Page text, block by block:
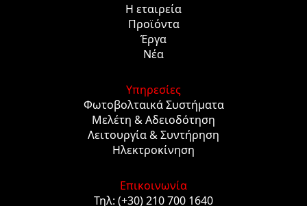
Η εταιρεία
Προϊόντα
Έργα
Νέα
Υπηρεσίες
Φωτοβολταικά Συστήματα
Μελέτη & Αδειοδότηση
Λειτουργία & Συντήρηση
Ηλεκτροκίνηση
Επικοινωνία
Τηλ: (+30) 210 700 1640